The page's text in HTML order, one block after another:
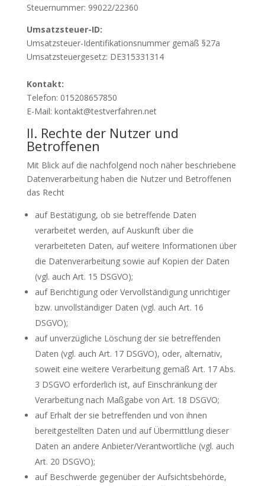
Steuernummer: 99022/22360
Umsatzsteuer-ID:
Umsatzsteuer-Identifikationsnummer gemäß §27a
Umsatzsteuergesetz: DE315331314
Kontakt:
Telefon: 015208657850
E-Mail: kontakt@testverfahren.net
II. Rechte der Nutzer und
Betroffenen
Mit Blick auf die nachfolgend noch näher beschriebene
Datenverarbeitung haben die Nutzer und Betroffenen
das Recht
auf Bestätigung, ob sie betreffende Daten
verarbeitet werden, auf Auskunft über die
verarbeiteten Daten, auf weitere Informationen über
die Datenverarbeitung sowie auf Kopien der Daten
(vgl. auch Art. 15 DSGVO);
auf Berichtigung oder Vervollständigung unrichtiger
bzw. unvollständiger Daten (vgl. auch Art. 16
DSGVO);
auf unverzügliche Löschung der sie betreffenden
Daten (vgl. auch Art. 17 DSGVO), oder, alternativ,
soweit eine weitere Verarbeitung gemäß Art. 17 Abs.
3 DSGVO erforderlich ist, auf Einschränkung der
Verarbeitung nach Maßgabe von Art. 18 DSGVO;
auf Erhalt der sie betreffenden und von ihnen
bereitgestellten Daten und auf Übermittlung dieser
Daten an andere Anbieter/Verantwortliche (vgl. auch
Art. 20 DSGVO);
auf Beschwerde gegenüber der Aufsichtsbehörde,